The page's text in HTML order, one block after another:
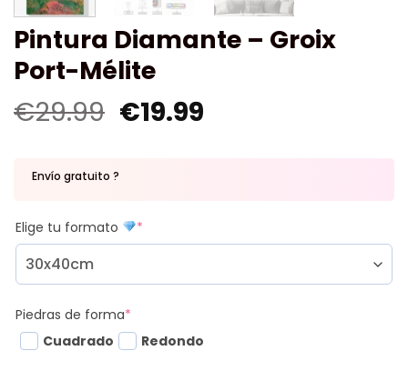
Pintura Diamante – Groix
Port-Mélite
€29.99 €19.99
Envío gratuito ?
Elige tu formato *
Piedras de forma*
Cuadrado
Redondo